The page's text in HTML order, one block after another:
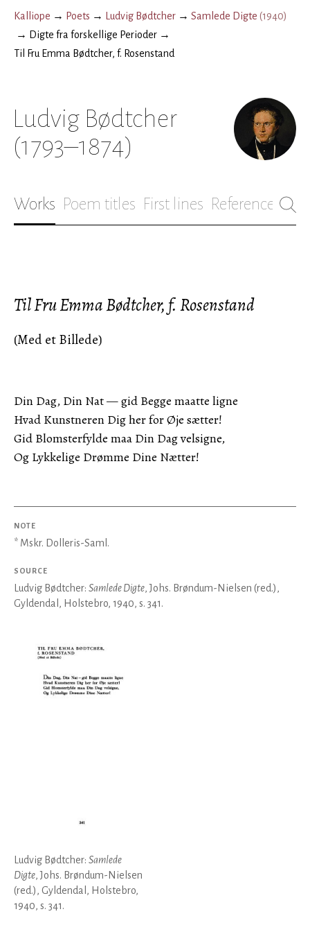
Kalliope → Poets → Ludvig Bødtcher → Samlede Digte (1940)
→ Digte fra forskellige Perioder →
Til Fru Emma Bødtcher, f. Rosenstand
Ludvig Bødtcher
(1793–1874)
Works Poem titles First lines References
Til Fru Emma Bødtcher, f. Rosenstand
(Med et Billede)
Din Dag, Din Nat — gid Begge maatte ligne
Hvad Kunstneren Dig her for Øje sætter!
Gid Blomsterfylde maa Din Dag velsigne,
Og Lykkelige Drømme Dine Nætter!
NOTE
* Mskr. Dolleris-Saml.
SOURCE
Ludvig Bødtcher: Samlede Digte, Johs. Brøndum-Nielsen (red.),
Gyldendal, Holstebro, 1940, s. 341.
Ludvig Bødtcher: Samlede
Digte, Johs. Brøndum-Nielsen
(red.), Gyldendal, Holstebro,
1940, s. 341.